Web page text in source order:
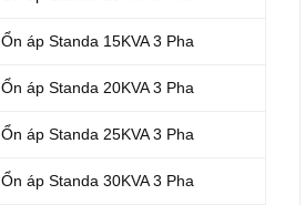
Ổn áp Standa 15KVA 3 Pha
Ổn áp Standa 20KVA 3 Pha
Ổn áp Standa 25KVA 3 Pha
Ổn áp Standa 30KVA 3 Pha